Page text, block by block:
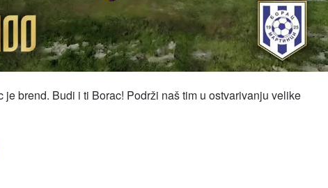
je brend. Budi i ti Borac! Podrži naš tim u ostvarivanju velike